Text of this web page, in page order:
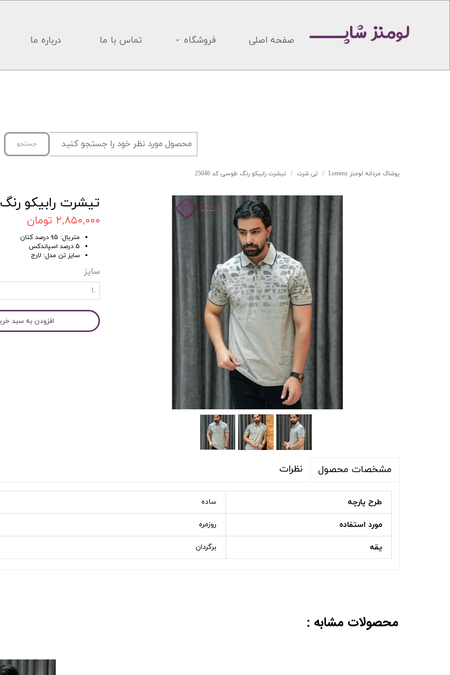
صفحه اصلی فروشگاه تماس با ما درباره ما لومنز شاپـــــ
پوشاک مردانه لومنز Lomenz تی شرت تیشرت رابیکو رنگ طوسی کد 25040
تیشرت رابیکو رنگ
۲,۸۵۰,۰۰۰ تومان
متریال: ۹۵ درصد کتان
۵ درصد اسپاندکس
سایز تن مدل: لارج
سایز
L
افزودن به سبد
مشخصات محصول نظرات
طرح پارچه ساده
مورد استفاده روزمره
یقه برگردان
جستجو
محصولات مشابه :